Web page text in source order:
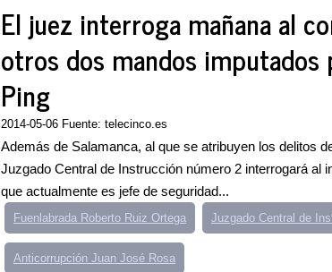
El juez interroga mañana al
otros dos mandos imputados
Ping
2014-05-06 Fuente: telecinco.es
Además de Salamanca, al que se atribuyen los delitos
Juzgado Central de Instrucción número 2 interrogará al
que actualmente es jefe de seguridad...
Fuenlabrada Roberto Ruiz Ortega Juzgado Central de
Anticorrupción Juan José Rosa